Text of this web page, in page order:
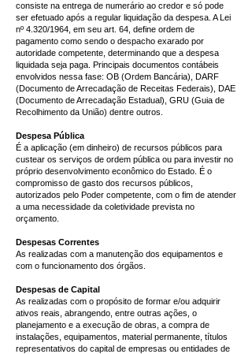
consiste na entrega de numerário ao credor e só pode
ser efetuado após a regular liquidação da despesa. A Lei
nº 4.320/1964, em seu art. 64, define ordem de
pagamento como sendo o despacho exarado por
autoridade competente, determinando que a despesa
liquidada seja paga. Principais documentos contábeis
envolvidos nessa fase: OB (Ordem Bancária), DARF
(Documento de Arrecadação de Receitas Federais), DAE
(Documento de Arrecadação Estadual), GRU (Guia de
Recolhimento da União) dentre outros.
Despesa Pública
É a aplicação (em dinheiro) de recursos públicos para
custear os serviços de ordem pública ou para investir no
próprio desenvolvimento econômico do Estado. É o
compromisso de gasto dos recursos públicos,
autorizados pelo Poder competente, com o fim de atender
a uma necessidade da coletividade prevista no
orçamento.
Despesas Correntes
As realizadas com a manutenção dos equipamentos e
com o funcionamento dos órgãos.
Despesas de Capital
As realizadas com o propósito de formar e/ou adquirir
ativos reais, abrangendo, entre outras ações, o
planejamento e a execução de obras, a compra de
instalações, equipamentos, material permanente, títulos
representativos do capital de empresas ou entidades de